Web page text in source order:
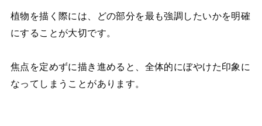
植物を描く際には、どの部分を最も強調したいかを明確
にすることが大切です。
焦点を定めずに描き進めると、全体的にぼやけた印象に
なってしまうことがあります。